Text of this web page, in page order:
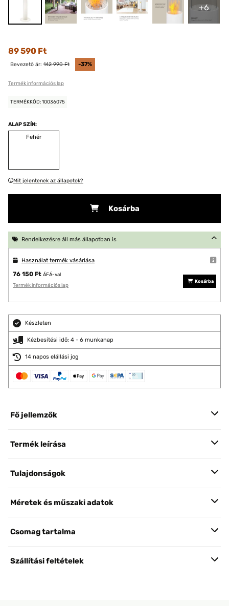
+6
89 590 Ft
Bevezető ár: 142 990 Ft -37%
Termék információs lap
TERMÉKKÓD: 10036075
ALAP SZÍN:
Fehér
Mit jelentenek az állapotok?
Kosárba
Rendelkezésre áll más állapotban is
Használat termék vásárlása
76 150 Ft ÁFÁ-val
Termék információs lap
Kosárba
Készleten
Kézbesítési idő: 4 - 6 munkanap
14 napos elállási jog
Fő jellemzők
Termék leírása
Tulajdonságok
Méretek és műszaki adatok
Csomag tartalma
Szállítási feltételek